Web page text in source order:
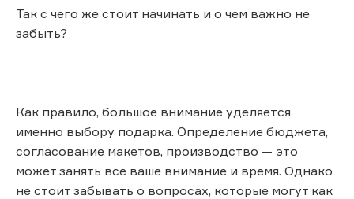
Так с чего же стоит начинать и о чем важно не
забыть?
Как правило, большое внимание уделяется
именно выбору подарка. Определение бюджета,
согласование макетов, производство — это
может занять все ваше внимание и время. Однако
не стоит забывать о вопросах, которые могут как